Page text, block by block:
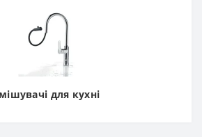
для кухні